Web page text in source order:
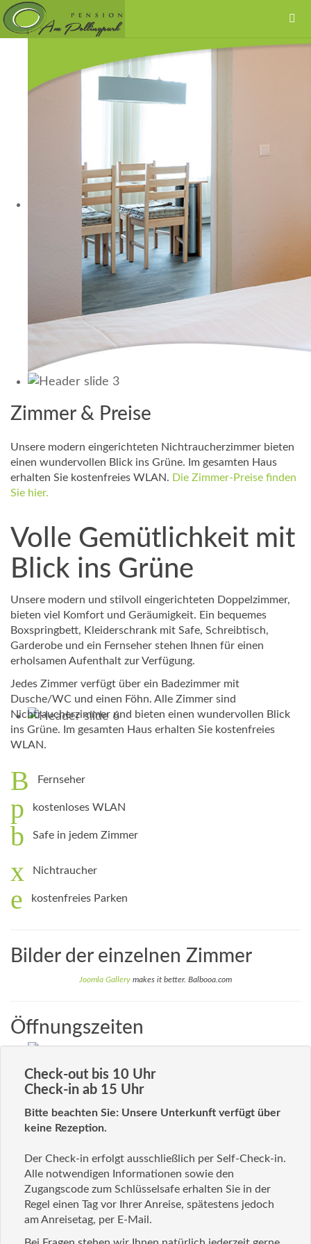
Zimmer & Preise
Unsere modern eingerichteten Nichtraucherzimmer bieten
einen wundervollen Blick ins Grüne. Im gesamten Haus
erhalten Sie kostenfreies WLAN. Die Zimmer-Preise finden
Sie hier.
Volle Gemütlichkeit mit
Blick ins Grüne
Unsere modern und stilvoll eingerichteten Doppelzimmer,
bieten viel Komfort und Geräumigkeit. Ein bequemes
Boxspringbett, Kleiderschrank mit Safe, Schreibtisch,
Garderobe und ein Fernseher stehen Ihnen für einen
erholsamen Aufenthalt zur Verfügung.
Jedes Zimmer verfügt über ein Badezimmer mit
Dusche/WC und einen Föhn. Alle Zimmer sind
Nichtraucherzimmer und bieten einen wundervollen Blick
ins Grüne. Im gesamten Haus erhalten Sie kostenfreies
WLAN.
Fernseher
kostenloses WLAN
Safe in jedem Zimmer
Nichtraucher
kostenfreies Parken
Bilder der einzelnen Zimmer
Joomla Gallery makes it better. Balbooa.com
Öffnungszeiten
Check-out bis 10 Uhr
Check-in ab 15 Uhr
Bitte beachten Sie: Unsere Unterkunft verfügt über
keine Rezeption.
Der Check-in erfolgt ausschließlich per Self-Check-in.
Alle notwendigen Informationen sowie den
Zugangscode zum Schlüsselsafe erhalten Sie in der
Regel einen Tag vor Ihrer Anreise, spätestens jedoch
am Anreisetag, per E-Mail.